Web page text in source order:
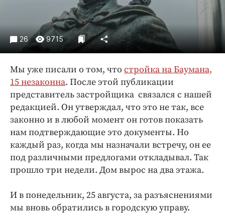
Происшествия
Спорт
Экономика и бизнес
ПРОЕКТЫ
Блоги
Издания
Медиаперсона
Интересное чтиво
Клиника года
Бренд года
Работодатель года
26 9715
Мы уже писали о том, что стройка на Баумана,
15 незаконна. После этой публикации
представитель застройщика связался с нашей
редакцией. Он утверждал, что это не так, все
законно и в любой момент он готов показать
нам подтверждающие это документы. Но
каждый раз, когда мы назначали встречу, он ее
под различными предлогами откладывал. Так
прошло три недели. Дом вырос на два этажа.
И в понедельник, 25 августа, за разъяснениями
мы вновь обратились в городскую управу.